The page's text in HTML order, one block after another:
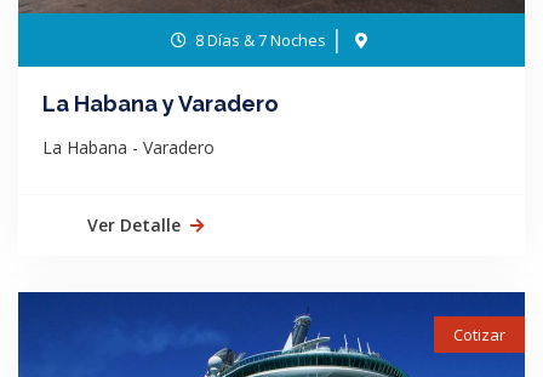
8 Días & 7 Noches
La Habana y Varadero
La Habana - Varadero
Ver Detalle
Cotizar